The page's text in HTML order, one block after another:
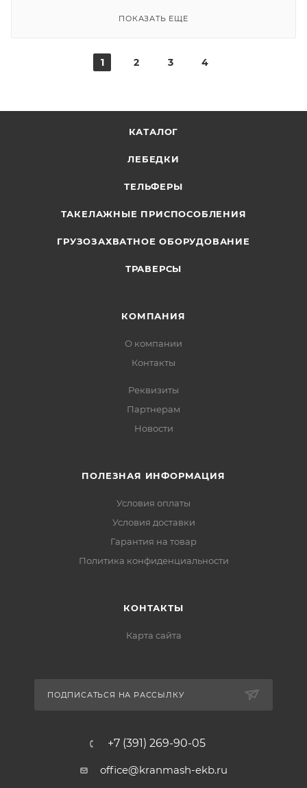
ПОКАЗАТЬ ЕЩЕ
1 2 3 4
КАТАЛОГ
ЛЕБЕДКИ
ТЕЛЬФЕРЫ
ТАКЕЛАЖНЫЕ ПРИСПОСОБЛЕНИЯ
ГРУЗОЗАХВАТНОЕ ОБОРУДОВАНИЕ
ТРАВЕРСЫ
КОМПАНИЯ
О компании
Контакты
Реквизиты
Партнерам
Новости
ПОЛЕЗНАЯ ИНФОРМАЦИЯ
Условия оплаты
Условия доставки
Гарантия на товар
Политика конфиденциальности
КОНТАКТЫ
Карта сайта
ПОДПИСАТЬСЯ НА РАССЫЛКУ
+7 (391) 269-90-05
office@kranmash-ekb.ru